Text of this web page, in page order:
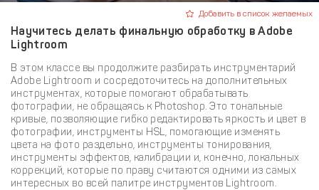
Добавить в список желаемых
Научитесь делать финальную обработку в Adobe
Lightroom
В этом классе вы продолжите разбирать инструментарий
Adobe Lightroom и сосредоточитесь на дополнительных
инструментах, которые помогают обрабатывать
фотографии, не обращаясь к Photoshop. Это тональные
кривые, позволяющие гибко редактировать яркость и цвет в
фотографии, инструменты HSL, помогающие изменять
цвета на фото раздельно, инструменты тонирования,
инструменты эффектов, калибрации и, конечно, локальных
коррекций, которые по праву считаются одними из самых
интересных во всей палитре инструментов Lightroom.